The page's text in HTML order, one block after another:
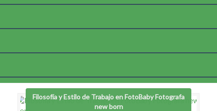
Filosofía y Estilo de Trabajo en FotoBaby Fotografa
new born